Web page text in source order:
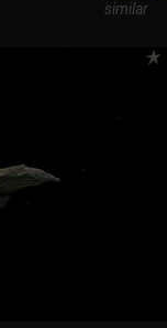
similar